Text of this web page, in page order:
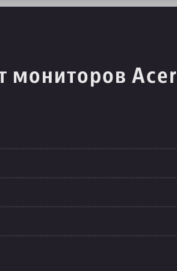
мониторов Acer